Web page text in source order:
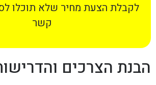
לקבלת הצעת מחיר שלא תוכלו
קשר
הבנת הצרכים